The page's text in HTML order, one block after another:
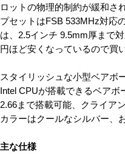
ロットの物理的制約が緩和さ
プセットはFSB 533MHz対応
は、2.5インチ 9.5mm厚まで
円ほど安くなっているので買
スタイリッシュな小型ベアボ
Intel CPUが搭載できるベア
2.66まで搭載可能、クライア
カラーはクールなシルバー、
主な仕様